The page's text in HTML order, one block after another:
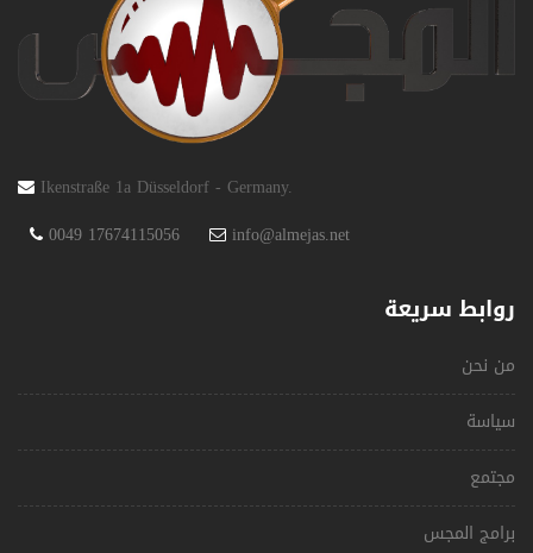
Ikenstraße 1a Düsseldorf - Germany.
0049 17674115056
info@almejas.net
روابط سريعة
من نحن
سياسة
مجتمع
برامج المجس